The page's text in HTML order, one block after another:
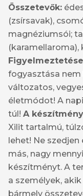
Összetevők:
(zsírsavak),
magnéziumsói;
(karamellaroma),
fogyasztása
változatos,
életmódot! A
túl! A
Xilit tartalmú,
lehet! Ne
más, nagy
készítményt. A
a személyek,
bármely